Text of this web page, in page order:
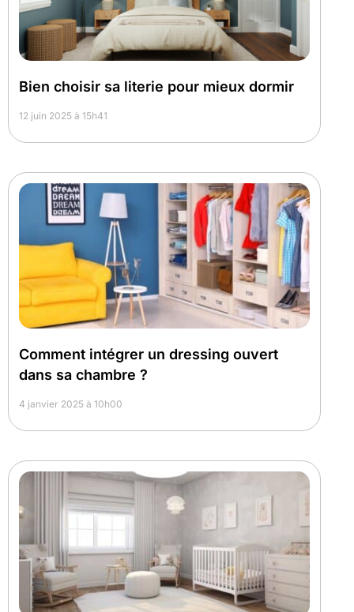
Bien choisir sa literie pour mieux dormir
12 juin 2025 à 15h41
Comment intégrer un dressing ouvert
dans sa chambre ?
4 janvier 2025 à 10h00